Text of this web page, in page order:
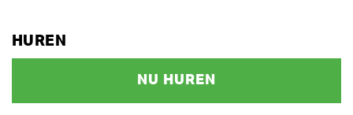
HUREN
NU HUREN